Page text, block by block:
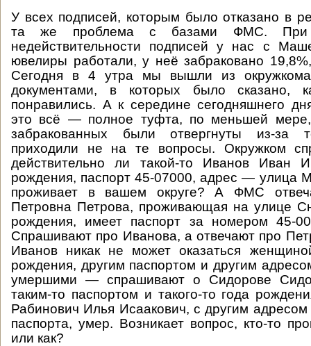
У всех подписей, которым было отказано в
та же проблема с базами ФМС.
недействительности подписей у нас с
ювелиры работали, у неё забраковано
Сегодня в 4 утра мы вышли из
документами, в которых было сказано,
понравились. А к середине сегодняшнего
это всё — полное туфта, по меньшей
забракованных были отвергнуты из-за
приходили не на те вопросы. Окружком
действительно ли такой-то Иванов Иван
рождения, паспорт 45-07000, адрес — улица
проживает в вашем округе? А ФМС
Петровна Петрова, проживающая на улице
рождения, имеет паспорт за номером 45-
Спрашивают про Иванова, а отвечают про
Иванов никак не может оказаться
рождения, другим паспортом и другим
умершими — спрашивают о Сидорове
таким-то паспортом и такого-то года
Рабинович Илья Исаакович, с другим
паспорта, умер. Возникает вопрос, кто-то
или как?